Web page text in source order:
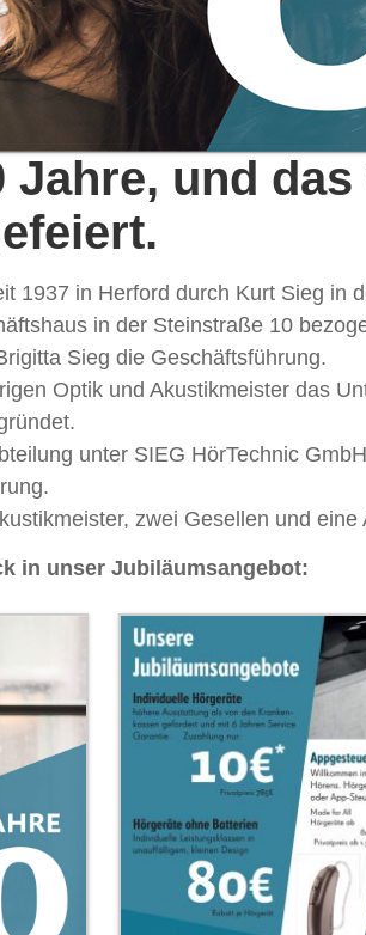
Jahre, und
1937 in Herford durch Kurt Sieg in
in der Steinstraße 10
Sieg die Geschäftsführung.
Optik und Akustikmeister das
unter SIEG HörTechnic
zwei Gesellen und
in unser Jubiläumsangebot: